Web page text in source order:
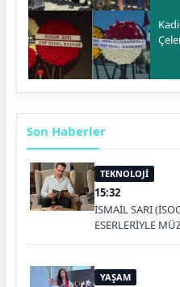
Son Haberler
TEKNOLOJİ
15:32
İSMAİL SARI
ESERLERİYLE
YAŞAM